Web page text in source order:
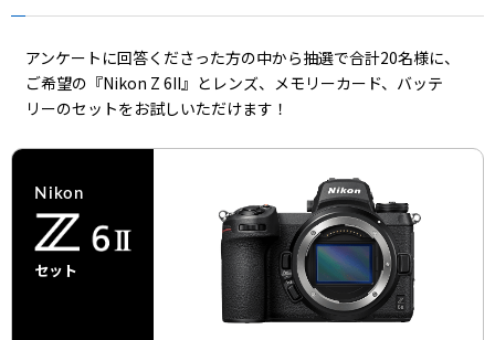
アンケートに回答くださった方の中から抽選で合計20名様に、
ご希望の『Nikon Z 6II』とレンズ、メモリーカード、バッテ
リーのセットをお試しいただけます！
Nikon
セット